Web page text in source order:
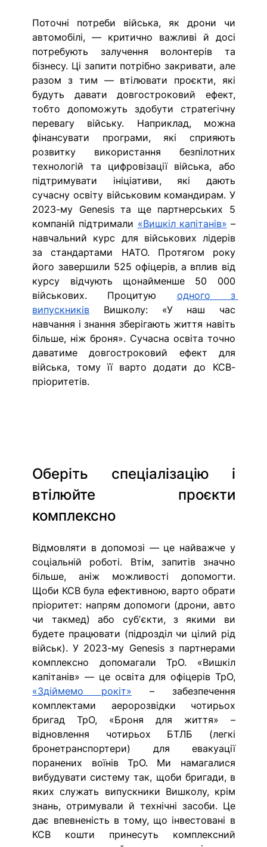
Поточні потреби війська, як дрони чи
автомобілі, — критично важливі й досі
потребують залучення волонтерів та
бізнесу. Ці запити потрібно закривати, але
разом з тим — втілювати проєкти, які
будуть давати довгостроковий ефект,
тобто допоможуть здобути стратегічну
перевагу війську. Наприклад, можна
фінансувати програми, які сприяють
розвитку використання безпілотних
технологій та цифровізації війська, або
підтримувати ініціативи, які дають
сучасну освіту військовим командирам. У
2023-му Genesis та ще партнерських 5
компаній підтримали «Вишкіл капітанів» –
навчальний курс для військових лідерів
за стандартами НАТО. Протягом року
його завершили 525 офіцерів, а вплив від
курсу відчують щонайменше 50 000
військових. Процитую одного з
випускників Вишколу: «У наш час
навчання і знання зберігають життя навіть
більше, ніж броня». Сучасна освіта точно
даватиме довгостроковий ефект для
війська, тому її варто додати до КСВ-
пріоритетів.
Оберіть спеціалізацію і
втілюйте проєкти
комплексно
Відмовляти в допомозі — це найважче у
соціальній роботі. Втім, запитів значно
більше, аніж можливості допомогти.
Щоби КСВ була ефективною, варто обрати
пріоритет: напрям допомоги (дрони, авто
чи такмед) або субʼєкти, з якими ви
будете працювати (підрозділ чи цілий рід
військ). У 2023-му Genesis з партнерами
комплексно допомагали ТрО. «Вишкіл
капітанів» — це освіта для офіцерів ТрО,
«Здіймемо рокіт» – забезпечення
комплектами аеророзвідки чотирьох
бригад ТрО, «Броня для життя» –
відновлення чотирьох БТЛБ (легкі
бронетранспортери) для евакуації
поранених воїнів ТрО. Ми намагалися
вибудувати систему так, щоби бригади, в
яких служать випускники Вишколу, крім
знань, отримували й технічні засоби. Це
дає впевненість в тому, що інвестовані в
КСВ кошти принесуть комплексний